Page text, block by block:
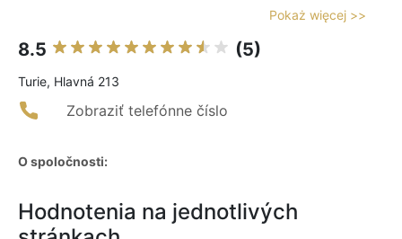
Pokaż więcej >>
8.5 (5)
Turie, Hlavná 213
Zobraziť telefónne číslo
O spoločnosti:
Hodnotenia na jednotlivých